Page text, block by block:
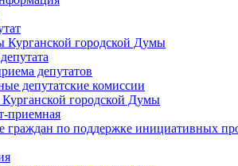
Курганской городской Думы
депутатов
депутатские комиссии
городской Думы
приемная
граждан по поддержке инициативных